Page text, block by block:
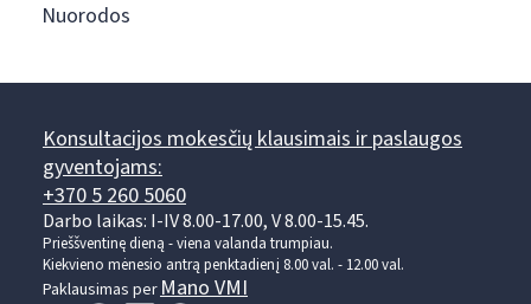
Nuorodos
Konsultacijos mokesčių klausimais ir paslaugos
gyventojams:
+370 5 260 5060
Darbo laikas: I-IV 8.00-17.00, V 8.00-15.45.
Prieššventinę dieną - viena valanda trumpiau.
Kiekvieno mėnesio antrą penktadienį 8.00 val. - 12.00 val.
Paklausimas perMano VMI